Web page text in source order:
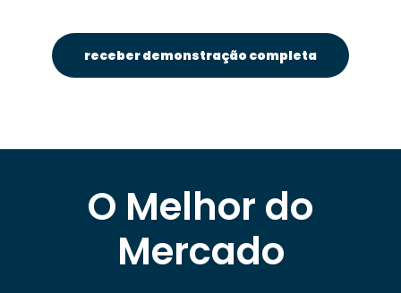
receber demonstração completa
O Melhor do
Mercado